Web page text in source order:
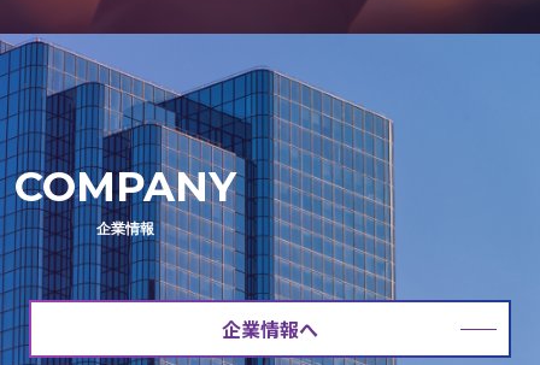
COMPANY
企業情報
企業情報へ